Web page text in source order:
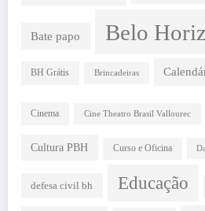
Bate papo Belo
BH Grátis Brincadeiras
Cinema Cine Theatro Brasil Vallourec
Cultura PBH Curso e Oficina
defesa civil bh Educação